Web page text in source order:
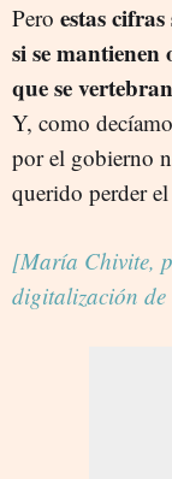
Pero estas
si se mantienen
que se
Y, como
por el gobierno
querido perder
[María Chivite,
digitalización de